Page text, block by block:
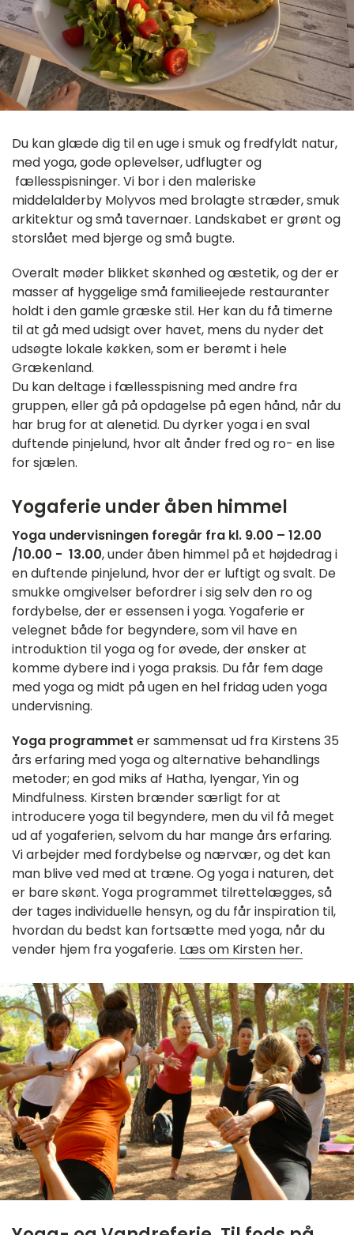
Du kan glæde dig til en uge i smuk og fredfyldt natur,
med yoga, gode oplevelser, udflugter og
fællesspisninger. Vi bor i den maleriske
middelalderby Molyvos med brolagte stræder, smuk
arkitektur og små tavernaer. Landskabet er grønt og
storslået med bjerge og små bugte.
Overalt møder blikket skønhed og æstetik, og der er
masser af hyggelige små familieejede restauranter
holdt i den gamle græske stil. Her kan du få timerne
til at gå med udsigt over havet, mens du nyder det
udsøgte lokale køkken, som er berømt i hele
Grækenland.
Du kan deltage i fællesspisning med andre fra
gruppen, eller gå på opdagelse på egen hånd, når du
har brug for at alenetid. Du dyrker yoga i en sval
duftende pinjelund, hvor alt ånder fred og ro- en lise
for sjælen.
Yogaferie under åben himmel
Yoga undervisningen foregår fra kl. 9.00 – 12.00
/10.00 - 13.00, under åben himmel på et højdedrag i
en duftende pinjelund, hvor der er luftigt og svalt. De
smukke omgivelser befordrer i sig selv den ro og
fordybelse, der er essensen i yoga. Yogaferie er
velegnet både for begyndere, som vil have en
introduktion til yoga og for øvede, der ønsker at
komme dybere ind i yoga praksis. Du får fem dage
med yoga og midt på ugen en hel fridag uden yoga
undervisning.
Yoga programmet er sammensat ud fra Kirstens 35
års erfaring med yoga og alternative behandlings
metoder; en god miks af Hatha, Iyengar, Yin og
Mindfulness. Kirsten brænder særligt for at
introducere yoga til begyndere, men du vil få meget
ud af yogaferien, selvom du har mange års erfaring.
Vi arbejder med fordybelse og nærvær, og det kan
man blive ved med at træne. Og yoga i naturen, det
er bare skønt. Yoga programmet tilrettelægges, så
der tages individuelle hensyn, og du får inspiration til,
hvordan du bedst kan fortsætte med yoga, når du
vender hjem fra yogaferie. Læs om Kirsten her.